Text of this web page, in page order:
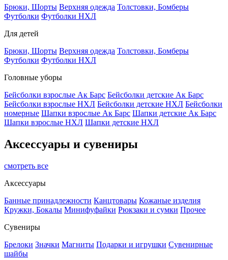
Брюки, Шорты Верхняя одежда Толстовки, Бомберы
Футболки Футболки НХЛ
Для детей
Брюки, Шорты Верхняя одежда Толстовки, Бомберы
Футболки Футболки НХЛ
Головные уборы
Бейсболки взрослые Ак Барс Бейсболки детские Ак Барс
Бейсболки взрослые НХЛ Бейсболки детские НХЛ Бейсболки
номерные Шапки взрослые Ак Барс Шапки детские Ак Барс
Шапки взрослые НХЛ Шапки детские НХЛ
Аксессуары и сувениры
смотреть все
Аксессуары
Банные принадлежности Канцтовары Кожаные изделия
Кружки, Бокалы Минифуфайки Рюкзаки и сумки Прочее
Сувениры
Брелоки Значки Магниты Подарки и игрушки Сувенирные
шайбы